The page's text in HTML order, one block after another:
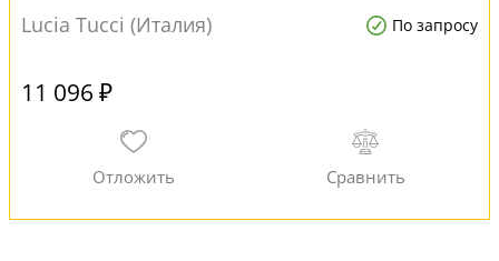
Lucia Tucci (Италия)
По запросу
11 096 ₽